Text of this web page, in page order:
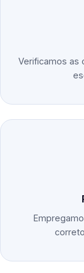
Verificamos as